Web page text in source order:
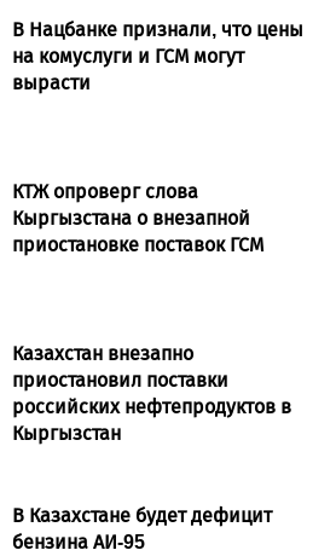
В Нацбанке признали, что цены
на комуслуги и ГСМ могут
вырасти
КТЖ опроверг слова
Кыргызстана о внезапной
приостановке поставок ГСМ
Казахстан внезапно
приостановил поставки
российских нефтепродуктов в
Кыргызстан
В Казахстане будет дефицит
бензина АИ-95